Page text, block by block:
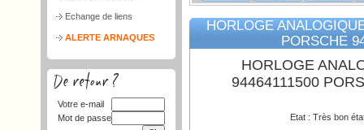
Echange de liens
ALERTE ARNAQUES
Votre e-mail
Mot de passe
HORLOGE
PORSCHE
HORLOGE
94464111500
Etat : Très bon